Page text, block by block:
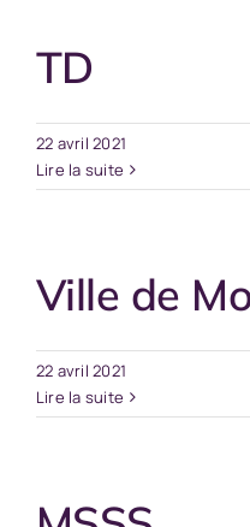
TD
22 avril 2021
Lire la suite
Ville de
22 avril 2021
Lire la suite